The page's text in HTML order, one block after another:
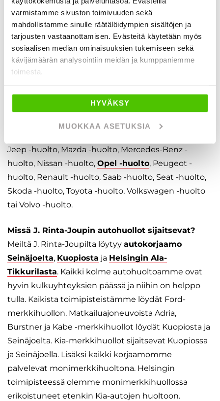
varmistamme sivuston toimivuuden sekä
mahdollistamme sinulle räätälöidympien sisältöjen ja
tarjousten vastaanottamisen. Evästeitä käytetään myös
sosiaalisen median ominaisuuksien tukemiseen sekä
kävijämäärän analysointiin meidän ja kumppaniemme
toimesta.
HYVÄKSY
MUOKKAA ASETUKSIA
autohuoltoon liittyvissä asioissa riippumatta
asiakkaan auton merkistä tai mallista. Meiltä löytyy
huolto merkille kuin merkille. Halutessasi voit myös
kilpailuttaa autohuoltomme ja varaosapalvelumme
Autojerry.fi -palvelun avulla. Meiltä löytyy osaaminen
virallinen merkkihuolto seuraaville merkeille:
Audi -huolto,BMW -huolto, Citroen -huolto, Dacia -
Jeep -huolto, Mazda -huolto, Mercedes-Benz -
huolto, Nissan -huolto, Opel -huolto, Peugeot -
huolto, Renault -huolto, Saab -huolto, Seat -huolto,
Skoda -huolto, Toyota -huolto, Volkswagen -huolto
tai Volvo -huolto.
Missä J. Rinta-Joupin autohuollot sijaitsevat?
Meiltä J. Rinta-Joupilta löytyy autokorjaamo
Seinäjoelta, Kuopiosta ja Helsingin Ala-
Tikkurilasta. Kaikki kolme autohuoltoamme ovat
hyvin kulkuyhteyksien päässä ja niihin on helppo
tulla. Kaikista toimipisteistämme löydät Ford-
merkkihuollon. Matkailuajoneuvoista Adria,
Burstner ja Kabe -merkkihuollot löydät Kuopiosta ja
Seinäjoelta. Kia-merkkihuollot sijaitsevat Kuopiossa
ja Seinäjoella. Lisäksi kaikki korjaamomme
palvelevat monimerkkihuoltona. Helsingin
toimipisteessä olemme monimerkkihuollossa
erikoistuneet etenkin Kia-autojen huoltoon.